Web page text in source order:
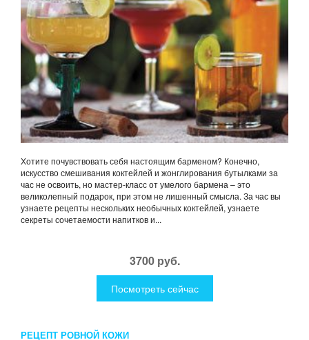
Хотите почувствовать себя настоящим барменом? Конечно,
искусство смешивания коктейлей и жонглирования бутылками за
час не освоить, но мастер-класс от умелого бармена – это
великолепный подарок, при этом не лишенный смысла. За час вы
узнаете рецепты нескольких необычных коктейлей, узнаете
секреты сочетаемости напитков и...
3700 руб.
Посмотреть сейчас
РЕЦЕПТ РОВНОЙ КОЖИ